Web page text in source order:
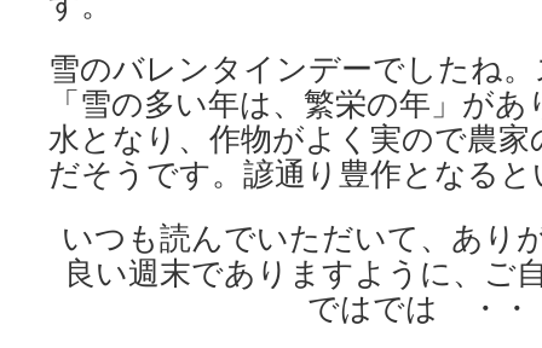
雪のバレンタインデーでしたね
「雪の多い年は、繁栄の年」が
水となり、作物がよく実ので農
だそうです。諺通り豊作となる
いつも読んでいただいて、あり
良い週末でありますように、ご
ではでは ・・